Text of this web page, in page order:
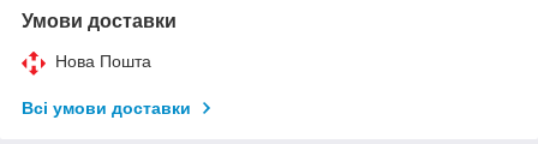
Умови доставки
Нова Пошта
Всі умови доставки